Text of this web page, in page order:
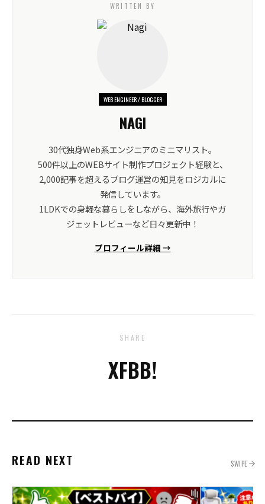
WRITTEN BY
WEB ENGINEER / BLOGGER
NAGI
30代独身Web系エンジニアのミニマリスト。
500件以上のWEBサイト制作プロジェクト経験と、
2,000記事を超えるブログ運営の知見をロジカルに
発信しています。
1LDKでの身軽な暮らしをしながら、海外旅行やガ
ジェットレビューなど日々更新中！
プロフィール詳細 →
SHARE
XFBB!
READ NEXT SWIPE